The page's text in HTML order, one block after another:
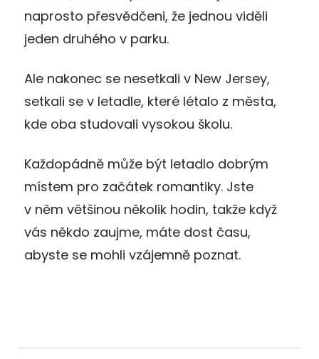
naprosto přesvědčeni, že jednou viděli
jeden druhého v parku.
Ale nakonec se nesetkali v New Jersey,
setkali se v letadle, které létalo z města,
kde oba studovali vysokou školu.
Každopádně může být letadlo dobrým
místem pro začátek romantiky. Jste
v něm většinou několik hodin, takže když
vás někdo zaujme, máte dost času,
abyste se mohli vzájemně poznat.